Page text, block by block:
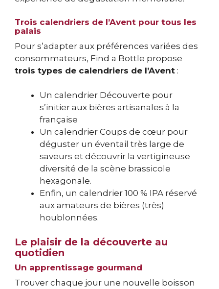
Trois calendriers de l’Avent pour tous les
palais
Pour s’adapter aux préférences variées des
consommateurs, Find a Bottle propose
trois types de calendriers de l’Avent :
Un calendrier Découverte pour
s’initier aux bières artisanales à la
française
Un calendrier Coups de cœur pour
déguster un éventail très large de
saveurs et découvrir la vertigineuse
diversité de la scène brassicole
hexagonale.
Enfin, un calendrier 100 % IPA réservé
aux amateurs de bières (très)
houblonnées.
Le plaisir de la découverte au
quotidien
Un apprentissage gourmand
Trouver chaque jour une nouvelle boisson